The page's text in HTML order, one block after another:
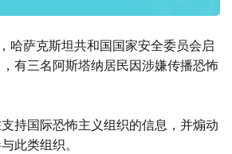
哈萨克斯坦共和国国家安全委员会启
有三名阿斯塔纳居民因涉嫌传播恐怖
持国际恐怖主义组织的信息，并煽动
此类组织。